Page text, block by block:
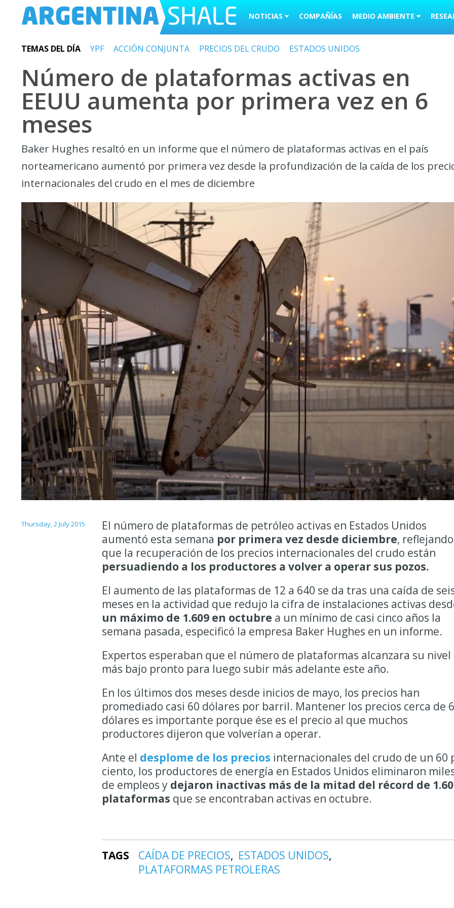
NOTICIAS COMPAÑÍAS MEDIO AMBIENTE
TEMAS DEL DÍA YPF ACCIÓN CONJUNTA PRECIOS DEL CRUDO ESTADOS UNIDOS
Número de plataformas activas en
EEUU aumenta por primera vez en 6
meses
Baker Hughes resaltó en un informe que el número de plataformas activas en el país
norteamericano aumentó por primera vez desde la profundización de la caída de los
internacionales del crudo en el mes de diciembre
Thursday, 2 July 2015
El número de plataformas de petróleo activas en Estados Unidos
aumentó esta semana por primera vez desde diciembre, reflejando
que la recuperación de los precios internacionales del crudo están
persuadiendo a los productores a volver a operar sus pozos.
El aumento de las plataformas de 12 a 640 se da tras una caída de
meses en la actividad que redujo la cifra de instalaciones activas
un máximo de 1.609 en octubre a un mínimo de casi cinco años la
semana pasada, especificó la empresa Baker Hughes en un informe.
Expertos esperaban que el número de plataformas alcanzara su nivel
más bajo pronto para luego subir más adelante este año.
En los últimos dos meses desde inicios de mayo, los precios han
promediado casi 60 dólares por barril. Mantener los precios cerca de
dólares es importante porque ése es el precio al que muchos
productores dijeron que volverían a operar.
Ante el desplome de los precios internacionales del crudo de un 60
ciento, los productores de energía en Estados Unidos eliminaron
de empleos y dejaron inactivas más de la mitad del récord de
plataformas que se encontraban activas en octubre.
TAGS CAÍDA DE PRECIOS
ESTADOS UNIDOS
PLATAFORMAS PETROLERAS